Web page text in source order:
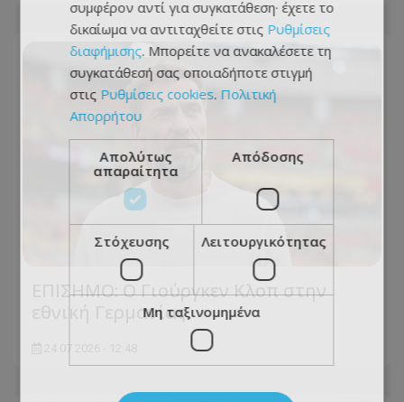
ΕΠΙΣΗΜΟ: Ο Γιούργκεν Κλοπ στην
εθνική Γερμανίας
συμφέρον αντί για συγκατάθεση· έχετε το
δικαίωμα να αντιταχθείτε στις Ρυθμίσεις
διαφήμισης. Μπορείτε να ανακαλέσετε τη
συγκατάθεσή σας οποιαδήποτε στιγμή
στις Ρυθμίσεις cookies. Πολιτική
Απορρήτου
Απολύτως
απαραίτητα
Απόδοσης
Στόχευσης Λειτουργικότητας
Μη ταξινομημένα